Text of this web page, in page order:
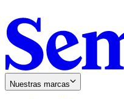
Nuestras marcas